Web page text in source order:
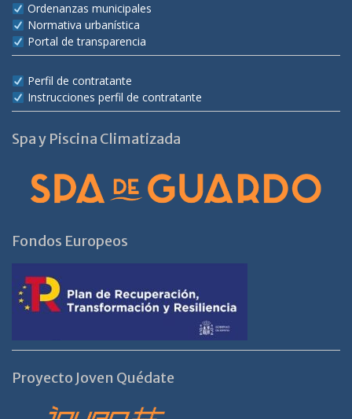
Ordenanzas municipales
Normativa urbanística
Portal de transparencia
Perfil de contratante
Instrucciones perfil de contratante
Spa y Piscina Climatizada
Fondos Europeos
Proyecto Joven Quédate